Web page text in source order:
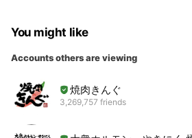
You might like
Accounts others are viewing
焼肉きんぐ
3,269,757 friends